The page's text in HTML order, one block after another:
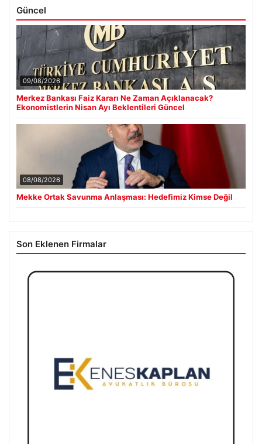
Güncel
09/08/2026
Merkez Bankası Faiz Kararı Ne Zaman Açıklanacak?
Ekonomistlerin Nisan Ayı Beklentileri Güncel
08/08/2026
Mekke Ortak Savunma Anlaşması: Hedefimiz Kimse Değil
Son Eklenen Firmalar